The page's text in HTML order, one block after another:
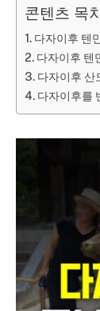
콘텐츠 목
다자이후 텐
다자이후 텐
다자이후 산
다자이후를